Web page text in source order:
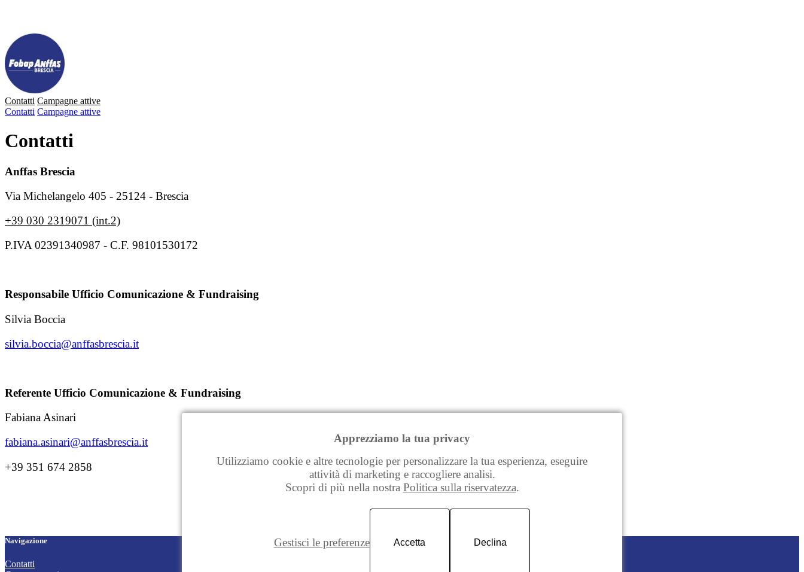
Contatti Campagne attive
Contatti Campagne attive
Contatti
Anffas Brescia
Via Michelangelo 405 - 25124 - Brescia
+39 030 2319071 (int.2)
P.IVA 02391340987 - C.F. 98101530172
Responsabile Ufficio Comunicazione & Fundraising
Silvia Boccia
silvia.boccia@anffasbrescia.it
Referente Ufficio Comunicazione & Fundraising
Fabiana Asinari
fabiana.asinari@anffasbrescia.it
+39 351 674 2858
Navigazione
Contatti
Apprezziamo la tua privacy
Utilizziamo cookie e altre tecnologie per personalizzare la tua esperienza, eseguire
attività di marketing e raccogliere analisi.
Scopri di più nella nostra Politica sulla riservatezza.
Gestisci le preferenze Accetta Declina